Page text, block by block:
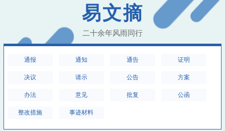
易文摘
二十余年风雨同行
通报 通知 通告 证明
决议 请示 公告 方案
办法 意见 批复 公函
整改措施 事迹材料